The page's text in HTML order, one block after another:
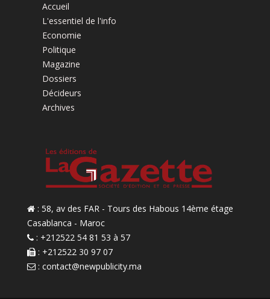
Accueil
L'essentiel de l'info
Economie
Politique
Magazine
Dossiers
Décideurs
Archives
: 58, av des FAR - Tours des Habous 14ème étage
Casablanca - Maroc
: +212522 54 81 53 à 57
: +212522 30 97 07
: contact@newpublicity.ma